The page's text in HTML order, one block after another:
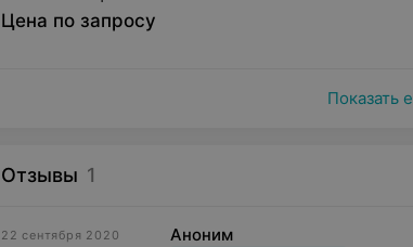
Цена по запросу
Показать
Отзывы 1
22 сентября 2020 Аноним